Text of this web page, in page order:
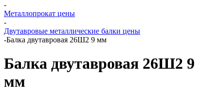
-
Металлопрокат цены
-
Двутавровые металлические балки цены
-Балка двутавровая 26Ш2 9 мм
Балка двутавровая 26Ш2 9
мм